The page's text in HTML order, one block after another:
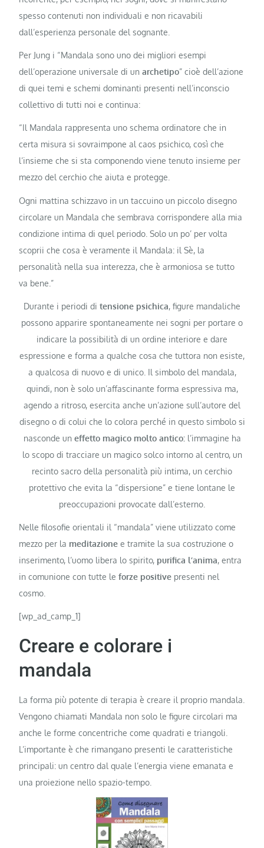
spesso contenuti non individuali e non ricavabili
dall’esperienza personale del sognante.
Per Jung i “Mandala sono uno dei migliori esempi
dell’operazione universale di unarchetipo” cioè dell’azione
di quei temi e schemi dominanti presenti nell’inconscio
collettivo di tutti noi e continua:
“Il Mandala rappresenta uno schema ordinatore che in
certa misura si sovraimpone al caos psichico, così che
l’insieme che si sta componendo viene tenuto insieme per
mezzo del cerchio che aiuta e protegge.
Ogni mattina schizzavo in un taccuino un piccolo disegno
circolare un Mandala che sembrava corrispondere alla mia
condizione intima di quel periodo. Solo un po’ per volta
scoprii che cosa è veramente il Mandala: il Sè, la
personalità nella sua interezza, che è armoniosa se tutto
va bene.”
Durante i periodi di tensione psichica, figure mandaliche
possono apparire spontaneamente nei sogni per portare o
indicare la possibilità di un ordine interiore e dare
espressione e forma a qualche cosa che tuttora non esiste,
a qualcosa di nuovo e di unico. Il simbolo del mandala,
quindi, non è solo un’affascinante forma espressiva ma,
agendo a ritroso, esercita anche un’azione sull’autore del
disegno o di colui che lo colora perché in questo simbolo si
nasconde un effetto magico molto antico:l’immagine ha
lo scopo di tracciare un magico solco intorno al centro, un
recinto sacro della personalità più intima, un cerchio
protettivo che evita la “dispersione” e tiene lontane le
preoccupazioni provocate dall’esterno.
Nelle filosofie orientali il “mandala” viene utilizzato come
mezzo per la meditazione e tramite la sua costruzione o
inserimento, l’uomo libera lo spirito, purifica l’anima, entra
in comunione con tutte le forze positive presenti nel
cosmo.
[wp_ad_camp_1]
Creare e colorare i
mandala
La forma più potente di terapia è creare il proprio mandala.
Vengono chiamati Mandala non solo le figure circolari ma
anche le forme concentriche come quadrati e triangoli.
L’importante è che rimangano presenti le caratteristiche
principali: un centro dal quale l’energia viene emanata e
una proiezione nello spazio-tempo.